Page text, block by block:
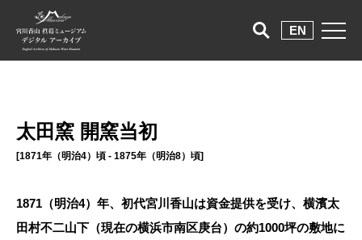
EN
太田窯 開窯当初
[1871年（明治4）頃 - 1875年（明治8）頃]
1871（明治4）年、初代宮川香山は資金提供を受け、横濱太
田村不二山下（現在の横浜市南区庚台）の約1000坪の敷地に